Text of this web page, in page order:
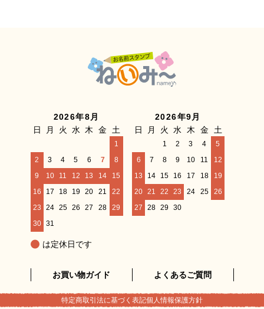
2026年8月
日
月 火 水 木 金 土
1
2
3 4 5 6 7
8
9
10 11 12 13 14
15
16
17 18 19 20 21
22
23
24 25 26 27 28
29
30
31
2026年9月
日
月 火 水 木 金 土
1 2 3 4
5
6
7 8 9 10 11
12
13
14 15 16 17 18
19
20 21 22 23 24 25
26
27
28 29 30
は定休日です
お買い物ガイド よくあるご質問
特定商取引法に基づく表記個人情報保護方針